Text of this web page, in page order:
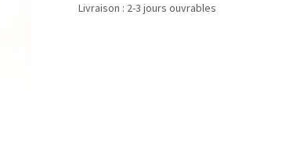
Livraison : 2-3 jours ouvrables